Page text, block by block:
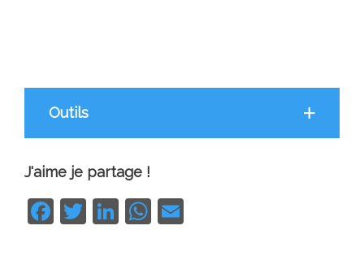
Outils
J'aime je partage !
Facebook
Twitter
LinkedIn
WhatsApp